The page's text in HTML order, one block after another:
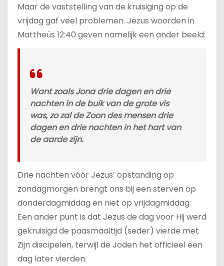
Maar de vaststelling van de kruisiging op de
vrijdag gaf veel problemen. Jezus woorden in
Mattheüs 12:40 geven namelijk een ander beeld:
Want zoals Jona drie dagen en drie
nachten in de buik van de grote vis
was, zo zal de Zoon des mensen drie
dagen en drie nachten in het hart van
de aarde zijn.
Drie nachten vóór Jezus’ opstanding op
zondagmorgen brengt ons bij een sterven op
donderdagmiddag en niet op vrijdagmiddag.
Een ander punt is dat Jezus de dag voor Hij werd
gekruisigd de paasmaaltijd (seder) vierde met
Zijn discipelen, terwijl de Joden het officieel een
dag later vierden.